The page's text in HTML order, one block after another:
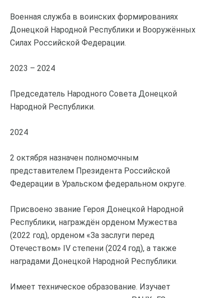
Военная служба в воинских формированиях
Донецкой Народной Республики и Вооружённых
Силах Российской Федерации.
2023 – 2024
Председатель Народного Совета Донецкой
Народной Республики.
2024
2 октября назначен полномочным
представителем Президента Российской
Федерации в Уральском федеральном округе.
Присвоено звание Героя Донецкой Народной
Республики, награждён орденом Мужества
(2022 год), орденом «За заслуги перед
Отечеством» IV степени (2024 год), а также
наградами Донецкой Народной Республики.
Имеет техническое образование. Изучает